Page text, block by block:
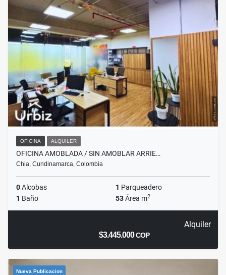
OFICINA ALQUILER
OFICINA AMOBLADA / SIN AMOBLAR ARRIE…
Chia, Cundinamarca, Colombia
0Alcobas 1 Parqueadero
1 Baño 53Área m2
Alquiler
$3.445.000COP
Nueva Publicacion